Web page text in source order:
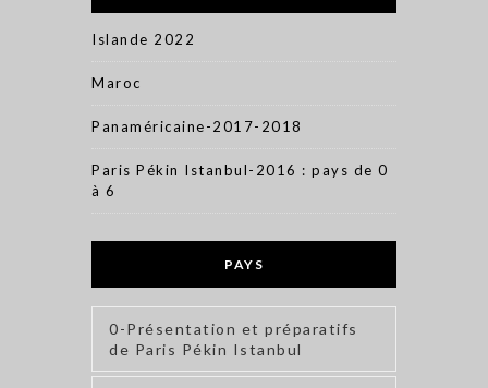
Islande 2022
Maroc
Panaméricaine-2017-2018
Paris Pékin Istanbul-2016 : pays de 0
à 6
PAYS
0-Présentation et préparatifs
de Paris Pékin Istanbul